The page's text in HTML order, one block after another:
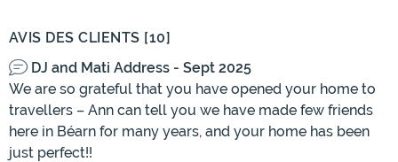
AVIS DES CLIENTS [10]
DJ and Mati Address - Sept 2025
We are so grateful that you have opened your home to
travellers – Ann can tell you we have made few friends
here in Béarn for many years, and your home has been
just perfect!!